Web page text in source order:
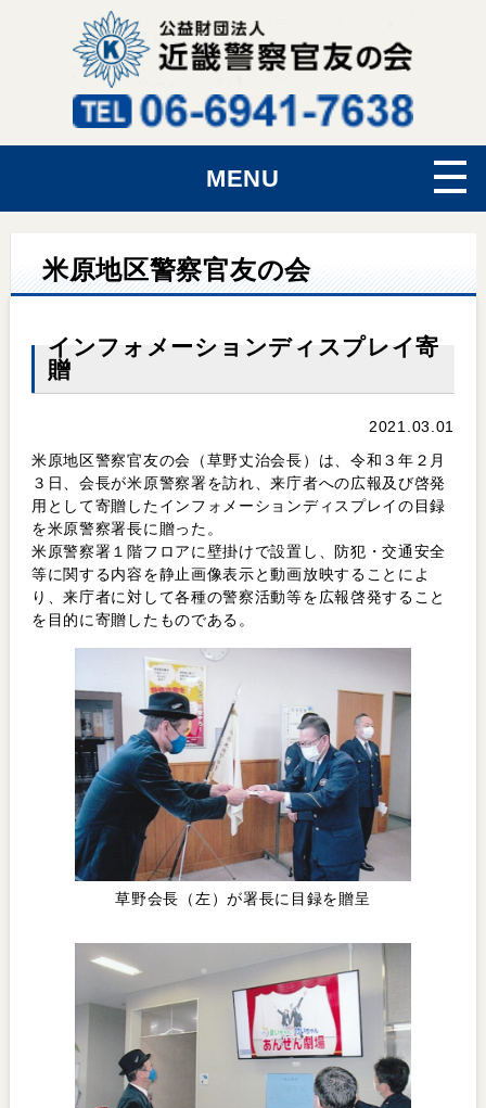
MENU
米原地区警察官友の会
インフォメーションディスプレイ寄
贈
2021.03.01
米原地区警察官友の会（草野丈治会長）は、令和３年２月
３日、会長が米原警察署を訪れ、来庁者への広報及び啓発
用として寄贈したインフォメーションディスプレイの目録
を米原警察署長に贈った。
米原警察署１階フロアに壁掛けで設置し、防犯・交通安全
等に関する内容を静止画像表示と動画放映することによ
り、来庁者に対して各種の警察活動等を広報啓発すること
を目的に寄贈したものである。
草野会長（左）が署長に目録を贈呈